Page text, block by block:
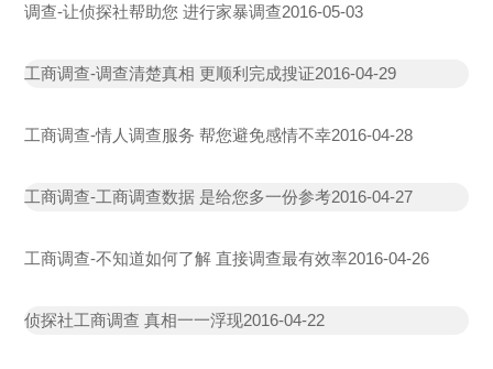
调查-让侦探社帮助您 进行家暴调查2016-05-03
工商调查-调查清楚真相 更顺利完成搜证2016-04-29
工商调查-情人调查服务 帮您避免感情不幸2016-04-28
工商调查-工商调查数据 是给您多一份参考2016-04-27
工商调查-不知道如何了解 直接调查最有效率2016-04-26
侦探社工商调查 真相一一浮现2016-04-22